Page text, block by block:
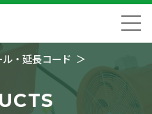
・延長コード